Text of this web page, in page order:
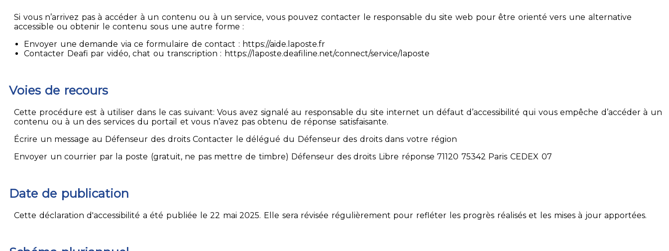
Si vous n’arrivez pas à accéder à un contenu ou à un service, vous pouvez contacter le responsable du site web pour être orienté vers une alternative
accessible ou obtenir le contenu sous une autre forme :
Envoyer une demande via ce formulaire de contact : https://aide.laposte.fr
Contacter Deafi par vidéo, chat ou transcription : https://laposte.deafiline.net/connect/service/laposte
Voies de recours
Cette procédure est à utiliser dans le cas suivant: Vous avez signalé au responsable du site internet un défaut d’accessibilité qui vous empêche d’accéder à un
contenu ou à un des services du portail et vous n’avez pas obtenu de réponse satisfaisante.
Écrire un message au Défenseur des droits Contacter le délégué du Défenseur des droits dans votre région
Envoyer un courrier par la poste (gratuit, ne pas mettre de timbre) Défenseur des droits Libre réponse 71120 75342 Paris CEDEX 07
Date de publication
Cette déclaration d'accessibilité a été publiée le 22 mai 2025. Elle sera révisée régulièrement pour refléter les progrès réalisés et les mises à jour apportées.